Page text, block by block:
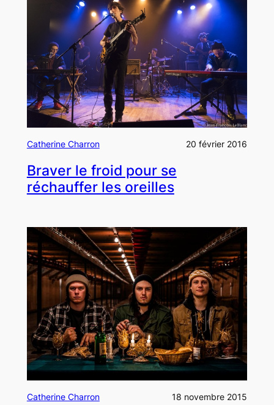
Catherine Charron 20 février 2016
Braver le froid pour se
réchauffer les oreilles
Catherine Charron 18 novembre 2015